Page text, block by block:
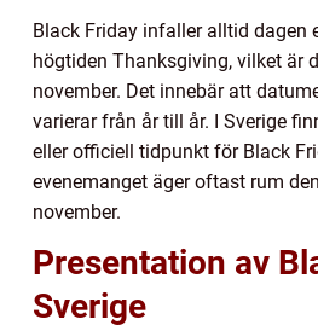
Black Friday infaller alltid dagen
högtiden Thanksgiving, vilket är
november. Det innebär att
varierar från år till år. I Sverige
eller officiell tidpunkt för Black
evenemanget äger oftast rum
november.
Presentation av
Sverige